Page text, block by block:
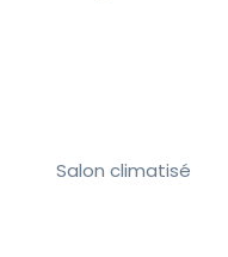
Salon climatisé